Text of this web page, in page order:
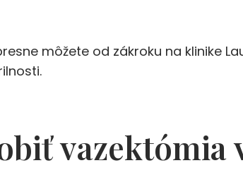
môžete od zákroku na klinike
vazektómia